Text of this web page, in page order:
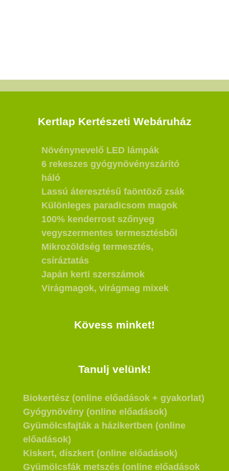
Kertlap Kertészeti Webáruház
Növénynevelő LED lámpák
6 rekeszes gyógynövényszárító
háló
Lassú áteresztésű faöntöző zsák
Különleges paradicsom magok
100% kenderrost szőnyeg
vegyszermentes termesztésből
Mikrozöldség termesztés,
csíráztatás
Japán kerti szerszámok
Virágmagok, virágmag mixek
Kövess minket!
Tanulj velünk!
Biokertész (online előadások + gyakorlat)
Gyógynövény (online előadások)
Gyümölcsfajták a házikertben (online
előadások)
Kiskert, díszkert (online előadások)
Gyümölcsfák metszés (online előadások